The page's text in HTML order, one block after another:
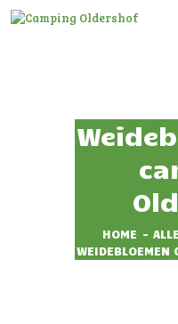
HOME
WEIDEBLOEMEN
HUUR
TARIEVEN
IMPRESSIE